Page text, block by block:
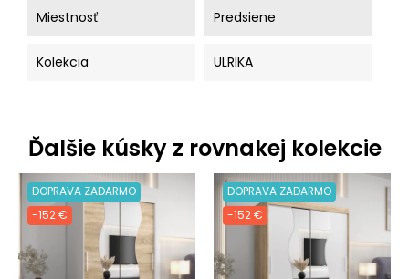
Miestnosť Predsiene
Kolekcia ULRIKA
Ďalšie kúsky z rovnakej kolekcie
DOPRAVA ZADARMO
-152 €
DOPRAVA ZADARMO
-152 €